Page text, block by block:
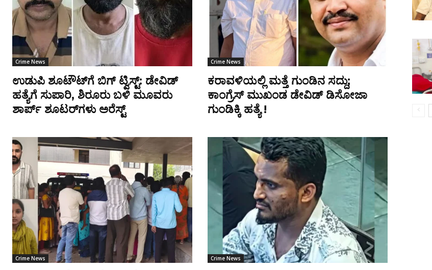
Crime News
ಉಡುಪಿ ಶೂಟೌಟ್‌ಗೆ ಬಿಗ್ ಟ್ವಿಸ್ಟ್: ಡೇವಿಡ್
ಹತ್ಯೆಗೆ ಸುಪಾರಿ, ಶಿರೂರು ಬಳಿ ಮೂವರು
ಶಾರ್ಪ್ ಶೂಟರ್‌ಗಳು ಅರೆಸ್ಟ್
Crime News
ಕರಾವಳಿಯಲ್ಲಿ ಮತ್ತೆ ಗುಂಡಿನ ಸದ್ದು;
ಕಾಂಗ್ರೆಸ್ ಮುಖಂಡ ಡೇವಿಡ್ ಡಿಸೋಜಾ
ಗುಂಡಿಕ್ಕಿ ಹತ್ಯೆ !
Crime News Crime News